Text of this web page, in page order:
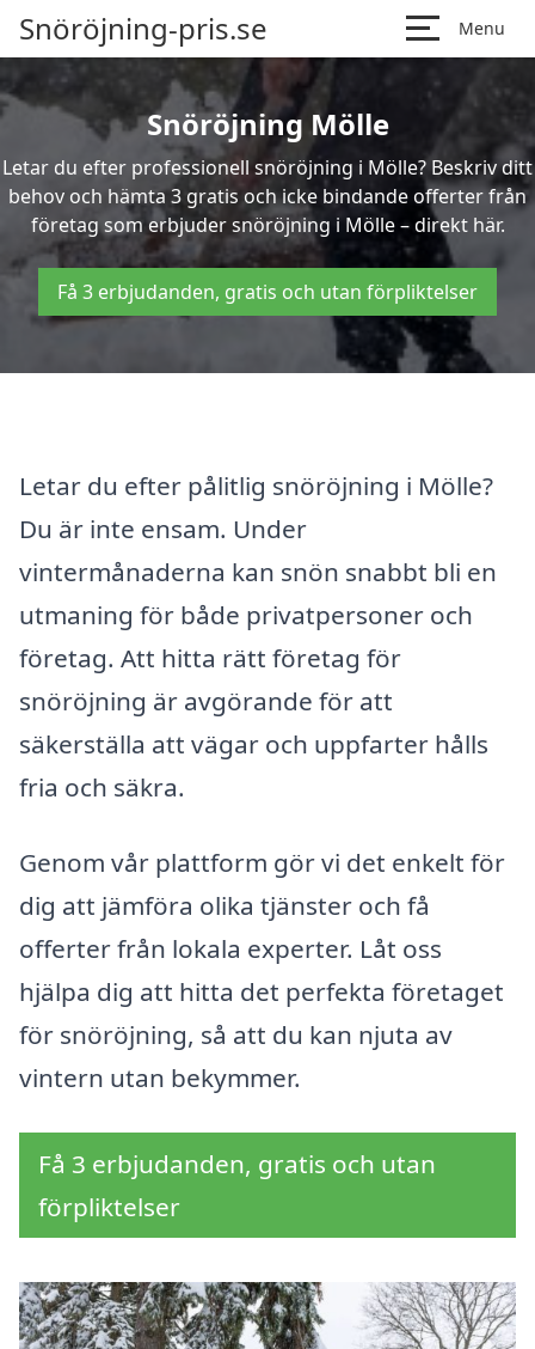
Snöröjning-pris.se Menu
Snöröjning Mölle
Letar du efter professionell snöröjning i Mölle? Beskriv ditt
behov och hämta 3 gratis och icke bindande offerter från
företag som erbjuder snöröjning i Mölle – direkt här.
Få 3 erbjudanden, gratis och utan förpliktelser
Letar du efter pålitlig snöröjning i Mölle?
Du är inte ensam. Under
vintermånaderna kan snön snabbt bli en
utmaning för både privatpersoner och
företag. Att hitta rätt företag för
snöröjning är avgörande för att
säkerställa att vägar och uppfarter hålls
fria och säkra.
Genom vår plattform gör vi det enkelt för
dig att jämföra olika tjänster och få
offerter från lokala experter. Låt oss
hjälpa dig att hitta det perfekta företaget
för snöröjning, så att du kan njuta av
vintern utan bekymmer.
Få 3 erbjudanden, gratis och utan
förpliktelser